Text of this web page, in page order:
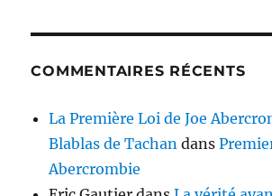
COMMENTAIRES RÉCENTS
La Première Loi de Joe
Blablas de Tachan dans
Abercrombie